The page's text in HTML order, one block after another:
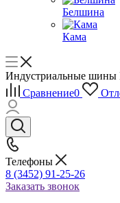
Белшина
Кама
Индустриальные
Сравнение0
Телефоны
8 (3452) 91-25-26
Заказать звонок